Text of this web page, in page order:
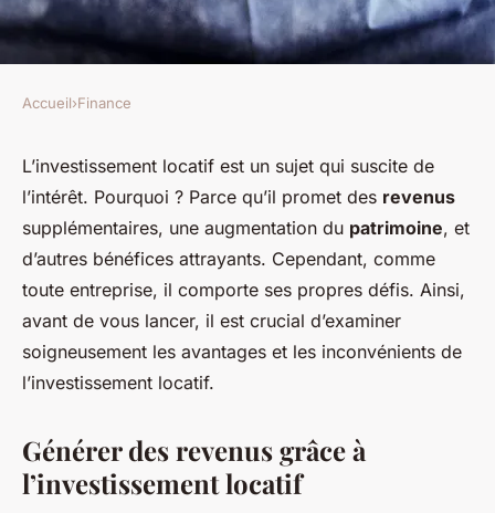
les avantages et les
inconvénients de
l'investissement locatif
odette•6 novembre 2023•6 min de lecture
Accueil›Finance
L’investissement locatif est un sujet qui suscite de
l’intérêt. Pourquoi ? Parce qu’il promet des revenus
supplémentaires, une augmentation du patrimoine, et
d’autres bénéfices attrayants. Cependant, comme
toute entreprise, il comporte ses propres défis. Ainsi,
avant de vous lancer, il est crucial d’examiner
soigneusement les avantages et les inconvénients de
l’investissement locatif.
Générer des revenus grâce à
l’investissement locatif